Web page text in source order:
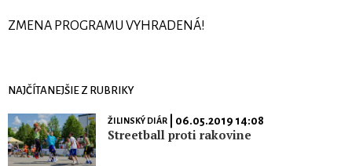
ZMENA PROGRAMU VYHRADENÁ!
NAJČÍTANEJŠIE Z RUBRIKY
ŽILINSKÝ DIÁR| 06.05.2019 14:08
Streetball proti rakovine